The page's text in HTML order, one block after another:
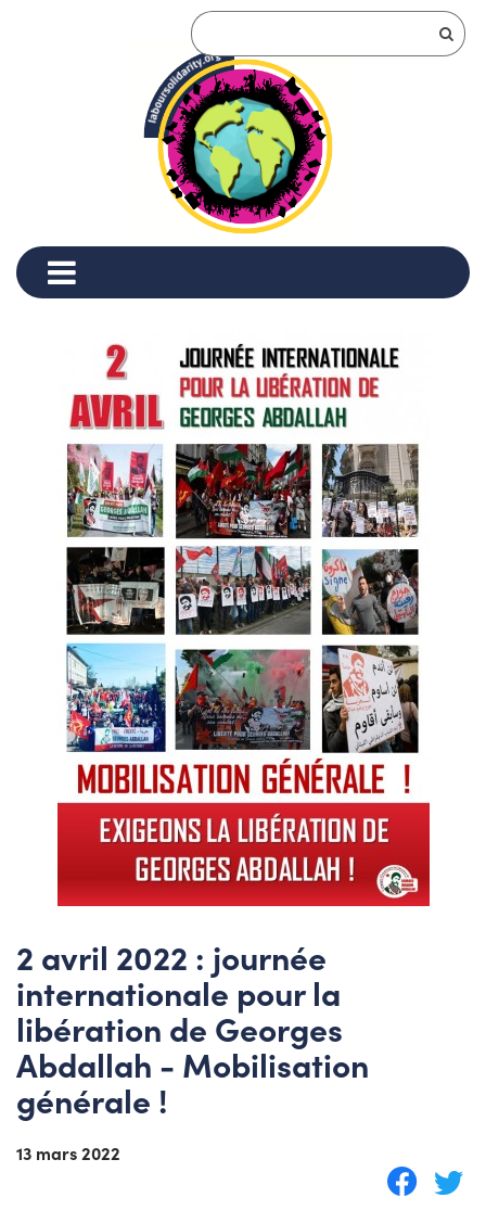
2 avril 2022 : journée
internationale pour la
libération de Georges
Abdallah - Mobilisation
générale !
13 mars 2022